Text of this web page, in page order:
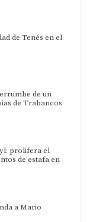
de Tenés en el
de un
de Trabancos
prolifera el
de estafa en
a Mario